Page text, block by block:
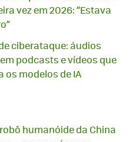
vez em 2026: “Estava
ciberataque: áudios
podcasts e vídeos que
modelos de IA
humanóide da China